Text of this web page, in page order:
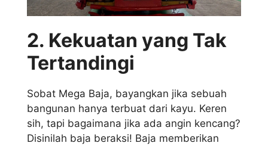
2. Kekuatan yang Tak
Tertandingi
Sobat Mega Baja, bayangkan jika sebuah
bangunan hanya terbuat dari kayu. Keren
sih, tapi bagaimana jika ada angin kencang?
Disinilah baja beraksi! Baja memberikan